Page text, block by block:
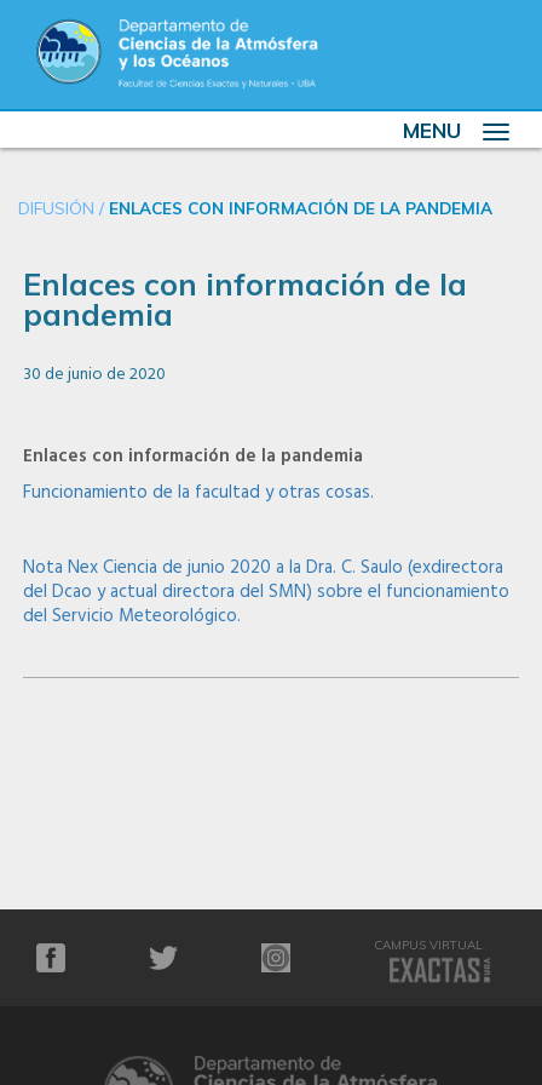
Toggle
MENU
DIFUSIÓN / ENLACES CON INFORMACIÓN DE LA PANDEMIA
Enlaces con información de la
pandemia
30 de junio de 2020
Enlaces con información de la pandemia
Funcionamiento de la facultad y otras cosas.
Nota Nex Ciencia de junio 2020 a la Dra. C. Saulo (exdirectora
del Dcao y actual directora del SMN) sobre el funcionamiento
del Servicio Meteorológico.
CAMPUS VIRTUAL